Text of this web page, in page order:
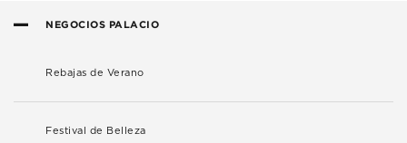
NEGOCIOS PALACIO
Rebajas de Verano
Festival de Belleza